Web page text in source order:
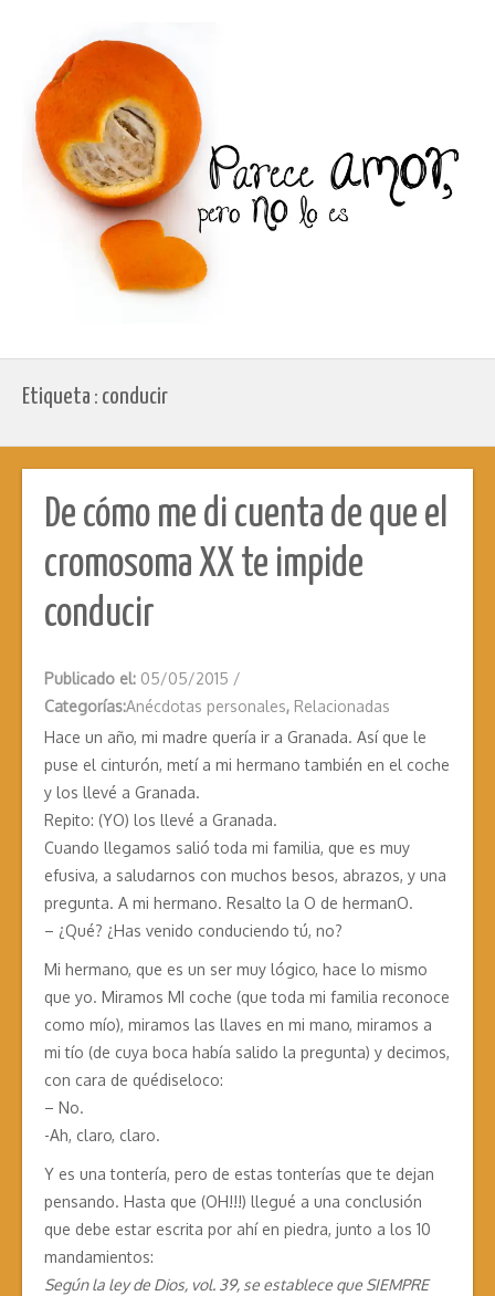
Etiqueta : conducir
De cómo me di cuenta de que el
cromosoma XX te impide
conducir
Publicado el: 05/05/2015 /
Categorías:Anécdotas personales, Relacionadas
Hace un año, mi madre quería ir a Granada. Así que le
puse el cinturón, metí a mi hermano también en el coche
y los llevé a Granada.
Repito: (YO) los llevé a Granada.
Cuando llegamos salió toda mi familia, que es muy
efusiva, a saludarnos con muchos besos, abrazos, y una
pregunta. A mi hermano. Resalto la O de hermanO.
– ¿Qué? ¿Has venido conduciendo tú, no?
Mi hermano, que es un ser muy lógico, hace lo mismo
que yo. Miramos MI coche (que toda mi familia reconoce
como mío), miramos las llaves en mi mano, miramos a
mi tío (de cuya boca había salido la pregunta) y decimos,
con cara de quédiseloco:
– No.
-Ah, claro, claro.
Y es una tontería, pero de estas tonterías que te dejan
pensando. Hasta que (OH!!!) llegué a una conclusión
que debe estar escrita por ahí en piedra, junto a los 10
mandamientos:
Según la ley de Dios, vol. 39, se establece que SIEMPRE